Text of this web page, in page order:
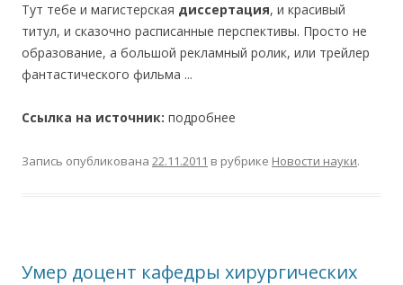
Тут тебе и магистерская диссертация, и красивый
титул, и сказочно расписанные перспективы. Просто не
образование, а большой рекламный ролик, или трейлер
фантастического фильма ...
Ссылка на источник: подробнее
Запись опубликована 22.11.2011 в рубрике Новости науки.
Умер доцент кафедры хирургических